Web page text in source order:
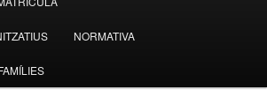
NORMATIVA